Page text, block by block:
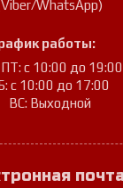
WhatsApp)
работы:
с 10:00 до 19:00
с 10:00 до 17:00
ВС: Выходной